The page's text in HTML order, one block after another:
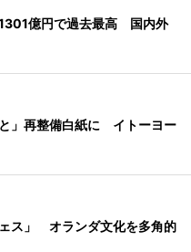
億円で過去最高 国内外
と」再整備白紙に イトーヨー
ス」 オランダ文化を多角的